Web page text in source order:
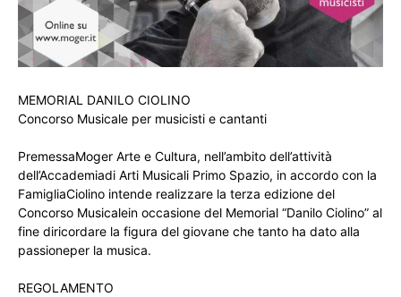
MEMORIAL DANILO CIOLINO
Concorso Musicale per musicisti e cantanti
PremessaMoger Arte e Cultura, nell’ambito dell’attività
dell’Accademiadi Arti Musicali Primo Spazio, in accordo con la
FamigliaCiolino intende realizzare la terza edizione del
Concorso Musicalein occasione del Memorial “Danilo Ciolino” al
fine diricordare la figura del giovane che tanto ha dato alla
passioneper la musica.
REGOLAMENTO